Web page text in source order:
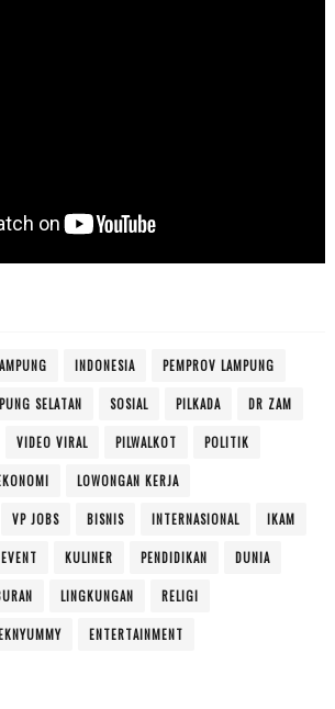
INDONESIA PEMPROV LAMPUNG
SELATAN SOSIAL PILKADA DR ZAM
VIDEO VIRAL PILWALKOT POLITIK
LOWONGAN KERJA
VP JOBS BISNIS INTERNASIONAL IKAM
EVENT KULINER PENDIDIKAN DUNIA
LINGKUNGAN RELIGI
ENTERTAINMENT